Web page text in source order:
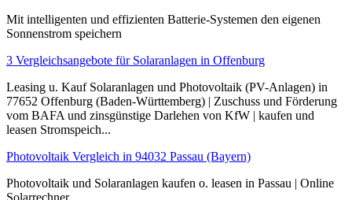
Mit intelligenten und effizienten Batterie-Systemen den eigenen
Sonnenstrom speichern
3 Vergleichsangebote für Solaranlagen in Offenburg
Leasing u. Kauf Solaranlagen und Photovoltaik (PV-Anlagen) in
77652 Offenburg (Baden-Württemberg) | Zuschuss und Förderung
vom BAFA und zinsgünstige Darlehen von KfW | kaufen und
leasen Stromspeich...
Photovoltaik Vergleich in 94032 Passau (Bayern)
Photovoltaik und Solaranlagen kaufen o. leasen in Passau | Online
Solarrechner